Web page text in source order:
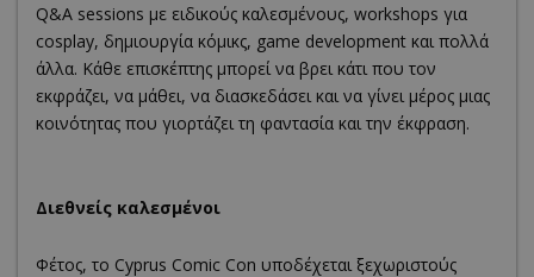
Q&A sessions με ειδικούς καλεσμένους, workshops για
cosplay, δημιουργία κόμικς, game development και πολλά
άλλα. Κάθε επισκέπτης μπορεί να βρει κάτι που τον
εκφράζει, να μάθει, να διασκεδάσει και να γίνει μέρος μιας
κοινότητας που γιορτάζει τη φαντασία και την έκφραση.
Διεθνείς καλεσμένοι
Φέτος, το Cyprus Comic Con υποδέχεται ξεχωριστούς